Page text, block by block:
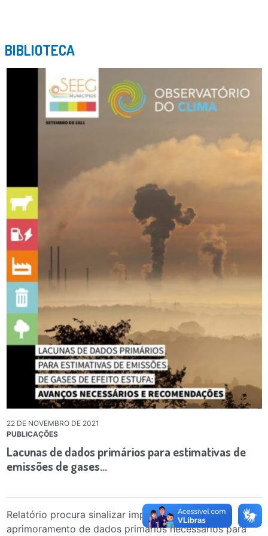
BIBLIOTECA
22 DE NOVEMBRO DE 2021
PUBLICAÇÕES
Lacunas de dados primários para estimativas de
emissões de gases…
Relatório procura sinalizar importância do
aprimoramento de dados primários necessários para